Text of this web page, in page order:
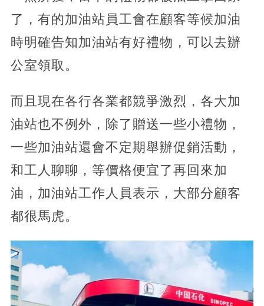
了，有的加油站員工會在顧客等候加油
時明確告知加油站有好禮物，可以去辦
公室領取。
而且現在各行各業都競爭激烈，各大加
油站也不例外，除了贈送一些小禮物，
一些加油站還會不定期舉辦促銷活動，
和工人聊聊，等價格便宜了再回來加
油，加油站工作人員表示，大部分顧客
都很馬虎。